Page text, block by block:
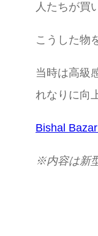
人たちが買
こうした物
当時は高級
れなりに向
Bishal
※内容は新